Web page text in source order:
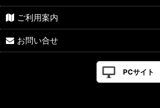
ご利用案内
お問い合せ
PCサイト